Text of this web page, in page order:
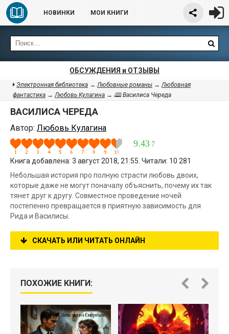
НОВИНКИ МОИ КНИГИ
ОБСУЖДЕНИЯ и ОТЗЫВЫ
Электронная библиотека →Любовные романы →Любовная
фантастика →Любовь Кулагина → 🕮 Василиса Череда
ВАСИЛИСА ЧЕРЕДА
Автор: Любовь Кулагина
9.43 7
Книга добавлена: 3 август 2018, 21:55. Читали: 10 281
Небольшая история про полную страсти любовь двоих,
которые даже не могут поначалу объяснить, почему их так
тянет друг к другу. Совместное проведение ночей
постепенно превращается в приятную зависимость для
Рида и Василисы.
СКАЧАТЬ ИЛИ ЧИТАТЬ ОНЛАЙН
ПОХОЖИЕ КНИГИ: